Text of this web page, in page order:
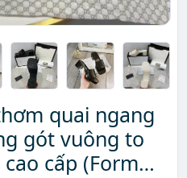
quai ngang
gót vuông to
cấp (Form